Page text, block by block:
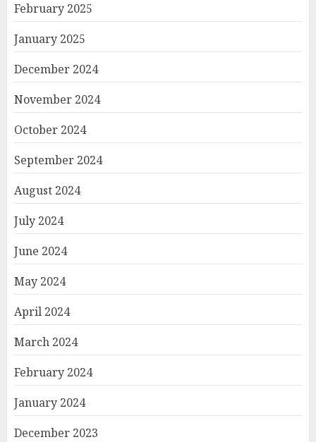
February 2025
January 2025
December 2024
November 2024
October 2024
September 2024
August 2024
July 2024
June 2024
May 2024
April 2024
March 2024
February 2024
January 2024
December 2023